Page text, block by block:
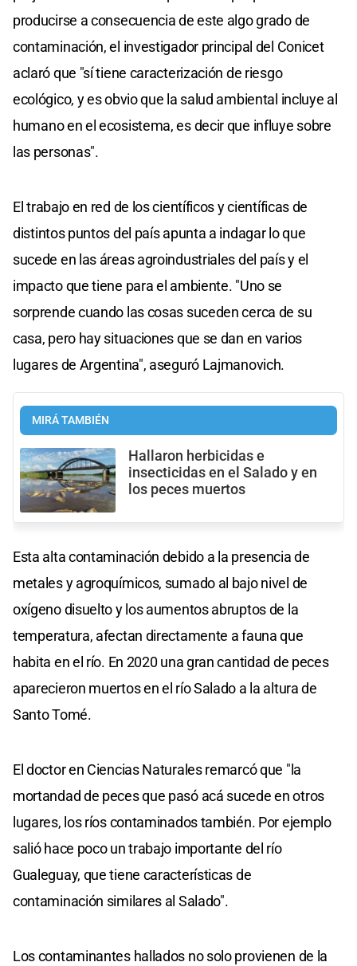
producirse a consecuencia de este algo grado de
contaminación, el investigador principal del Conicet
aclaró que "sí tiene caracterización de riesgo
ecológico, y es obvio que la salud ambiental incluye al
humano en el ecosistema, es decir que influye sobre
las personas".
El trabajo en red de los científicos y científicas de
distintos puntos del país apunta a indagar lo que
sucede en las áreas agroindustriales del país y el
impacto que tiene para el ambiente. "Uno se
sorprende cuando las cosas suceden cerca de su
casa, pero hay situaciones que se dan en varios
lugares de Argentina", aseguró Lajmanovich.
MIRÁ TAMBIÉN
Hallaron herbicidas e
insecticidas en el Salado y en
los peces muertos
Esta alta contaminación debido a la presencia de
metales y agroquímicos, sumado al bajo nivel de
oxígeno disuelto y los aumentos abruptos de la
temperatura, afectan directamente a fauna que
habita en el río. En 2020 una gran cantidad de peces
aparecieron muertos en el río Salado a la altura de
Santo Tomé.
El doctor en Ciencias Naturales remarcó que "la
mortandad de peces que pasó acá sucede en otros
lugares, los ríos contaminados también. Por ejemplo
salió hace poco un trabajo importante del río
Gualeguay, que tiene características de
contaminación similares al Salado".
Los contaminantes hallados no solo provienen de la